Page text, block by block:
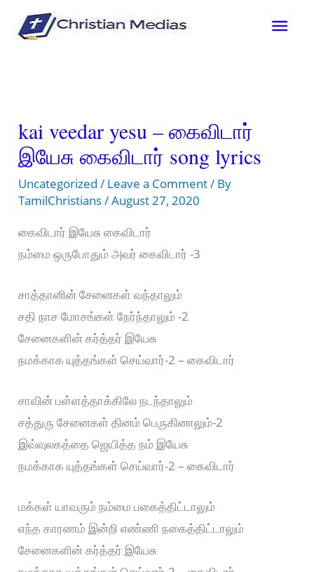
kai veedar yesu – கைவிடார்
இயேசு கைவிடார் song lyrics
Uncategorized / Leave a Comment/ By
TamilChristians/August 27, 2020
கைவிடார் இயேசு கைவிடார்
நம்மை ஒருபோதும் அவர் கைவிடார் -3
சாத்தானின் சேனைகள் வந்தாலும்
சதி நாச மோசங்கள் நேர்ந்தாலும் -2
சேனைகளின் கர்த்தர் இயேசு
நமக்காக யுத்தங்கள் செய்வார்-2 – கைவிடார்
சாவின் பள்ளத்தாக்கிலே நடந்தாலும்
சத்துரு சேனைகள் தினம் பெருகினாலும்-2
இவ்வுலகத்தை ஜெயித்த நம் இயேசு
நமக்காக யுத்தங்கள் செய்வார்-2 – கைவிடார்
மக்கள் யாவரும் நம்மை பகைத்திட்டாலும்
எந்த காரணம் இன்றி எண்ணி நகைத்திட்டாலும்
சேனைகளின் கர்த்தர் இயேசு